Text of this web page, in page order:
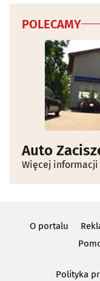
POLECAMY
Auto
Więcej informacji
O portalu
Polityka